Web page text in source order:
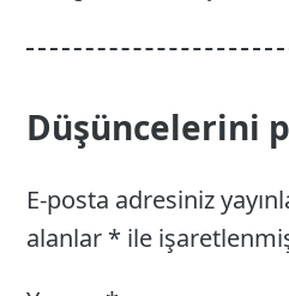
Düşüncelerini
E-posta adresiniz
alanlar * ile